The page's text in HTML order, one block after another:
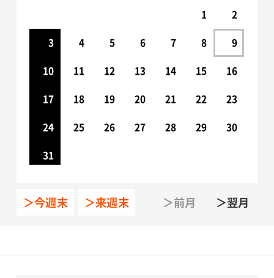
1 2
3 4 5 6 7 8 9
10 11 12 13 14 15 16
17 18 19 20 21 22 23
24 25 26 27 28 29 30
31
＞今週末 ＞来週末 ＞前月 ＞翌月